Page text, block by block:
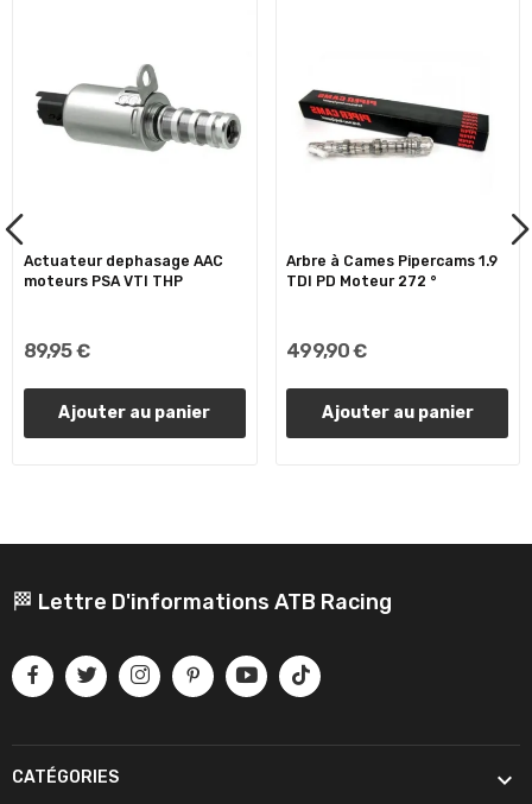
Actuateur dephasage AAC
moteurs PSA VTI THP
89,95 €
Ajouter au panier
Arbre à Cames Pipercams 1.9
TDI PD Moteur 272 °
499,90 €
Ajouter au panier
🏁 Lettre D'informations ATB Racing
CATÉGORIES 